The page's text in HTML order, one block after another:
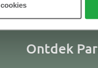
cookies
Ontdek